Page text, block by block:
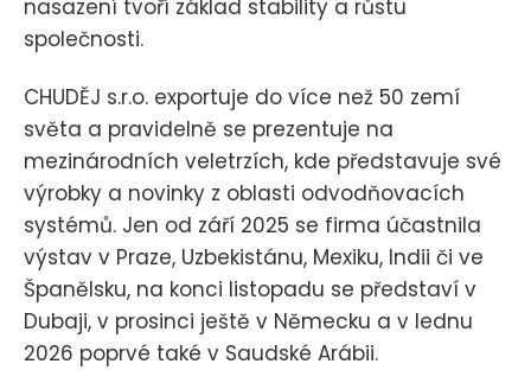
nasazení tvoří základ stability a růstu
společnosti.
CHUDĚJ s.r.o. exportuje do více než 50 zemí
světa a pravidelně se prezentuje na
mezinárodních veletrzích, kde představuje své
výrobky a novinky z oblasti odvodňovacích
systémů. Jen od září 2025 se firma účastnila
výstav v Praze, Uzbekistánu, Mexiku, Indii či ve
Španělsku, na konci listopadu se představí v
Dubaji, v prosinci ještě v Německu a v lednu
2026 poprvé také v Saudské Arábii.